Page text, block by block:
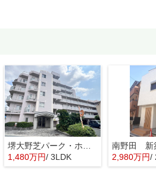
堺大野芝パーク・ホームズ
1,480万円/ 3LDK
南野田 新
2,980万円/